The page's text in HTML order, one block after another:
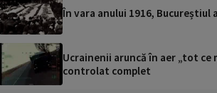
În vara anului 1916,
Ucrainenii aruncă în aer „tot ce
controlat complet